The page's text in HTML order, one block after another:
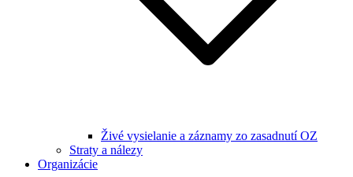
Živé vysielanie a záznamy zo zasadnutí OZ
Straty a nálezy
Organizácie